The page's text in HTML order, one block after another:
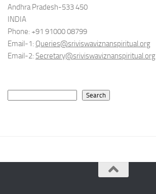
Andhra Pradesh-533 450
INDIA
Phone: +91 91000 08799
Email-1: Queries@sriviswaviznanspiritual.org
Email-2: Secretary@sriviswaviznanspiritual.org
Search